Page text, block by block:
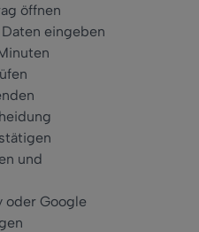
öffnen
eingeben
und
oder Google